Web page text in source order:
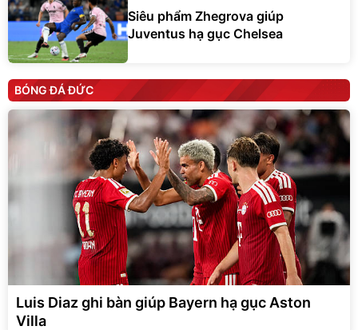
Siêu phẩm Zhegrova giúp
Juventus hạ gục Chelsea
BÓNG ĐÁ ĐỨC
Luis Diaz ghi bàn giúp Bayern hạ gục Aston
Villa